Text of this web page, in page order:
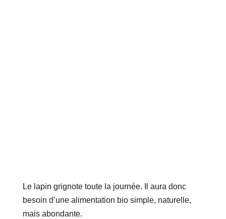
Le lapin grignote toute la journée. Il aura donc
besoin d’une alimentation bio simple, naturelle,
mais abondante.